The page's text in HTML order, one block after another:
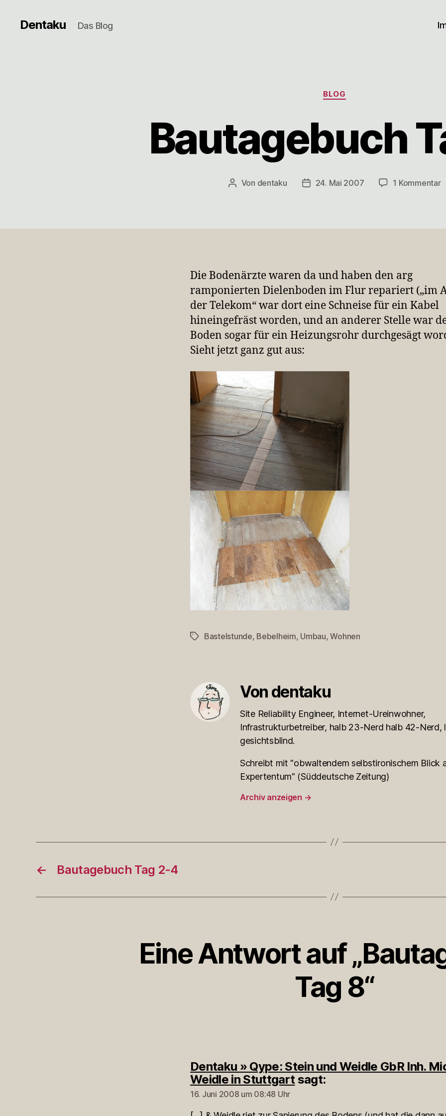
Dentaku Das Blog
Kategorien
BLOG
Bautagebuch
Beitragsautor
Von dentaku Veröffentlichungsdatum
24. Mai 2007 1 Kommentarzu
Die Bodenärzte waren da und haben den arg
ramponierten Dielenboden im Flur repariert („im
der Telekom“ war dort eine Schneise für ein Kabel
hineingefräst worden, und an anderer Stelle war
Boden sogar für ein Heizungsrohr durchgesägt
Sieht jetzt ganz gut aus:
Schlagwörter
Bastelstunde, Bebelheim, Umbau,Wohnen
Von dentaku
Site Reliability Engineer, Internet-Ureinwohner,
Infrastrukturbetreiber, halb 23-Nerd halb 42-Nerd,
gesichtsblind.
Schreibt mit "obwaltendem selbstironischem Blick
Expertentum" (Süddeutsche Zeitung)
Archiv anzeigen →
← Bautagebuch Tag 2-4
Eine Antwort auf
Tag 8“
Dentaku » Qype: Stein und Weidle GbR Inh.
Weidle in Stuttgart sagt:
16. Juni 2008 um 08:48 Uhr